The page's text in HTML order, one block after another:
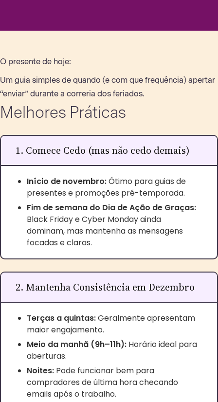
O presente de hoje:
Um guia simples de quando (e com que frequência) apertar
“enviar” durante a correria dos feriados.
Melhores Práticas
1. Comece Cedo (mas não cedo demais)
Início de novembro:Ótimo para guias de
presentes e promoções pré-temporada.
Fim de semana do Dia de Ação de Graças:
Black Friday e Cyber Monday ainda
dominam, mas mantenha as mensagens
focadas e claras.
2. Mantenha Consistência em Dezembro
Terças a quintas:Geralmente apresentam
maior engajamento.
Meio da manhã (9h–11h): Horário ideal para
aberturas.
Noites: Pode funcionar bem para
compradores de última hora checando
emails após o trabalho.